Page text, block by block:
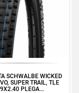
SCHWALBE WICKED
SUPER TRAIL, TLE
PLEGA...